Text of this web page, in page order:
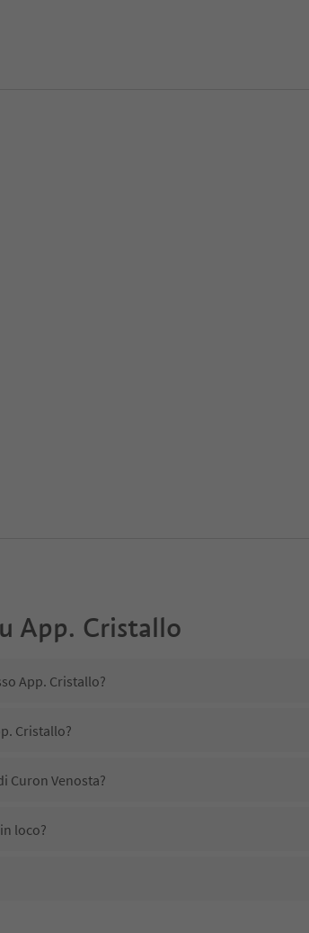
App. Cristallo
App. Cristallo?
Cristallo?
Curon Venosta?
loco?
App. Cristallo?
Guest Pass?